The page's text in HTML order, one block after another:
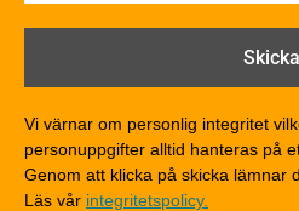
Brandklasser för material
Träkonstruktioners
Detaljlösningar
Träytors
Tekniska byten med
Vi värnar om personlig integritet
personuppgifter alltid hanteras på
Genom att klicka på skicka lämnar
Läs vår integritetspolicy.